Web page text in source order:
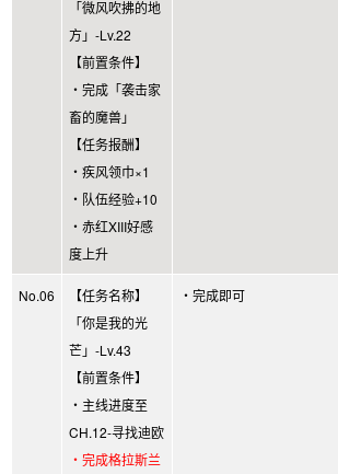
「微风吹拂的地
方」-Lv.22
【前置条件】
・完成「袭击家
畜的魔兽」
【任务报酬】
・疾风领巾×1
・队伍经验+10
・赤红XIII好感
度上升
No.06
【任务名称】
「你是我的光
芒」-Lv.43
【前置条件】
・主线进度至
CH.12-寻找迪欧
・完成格拉斯兰
・完成即可